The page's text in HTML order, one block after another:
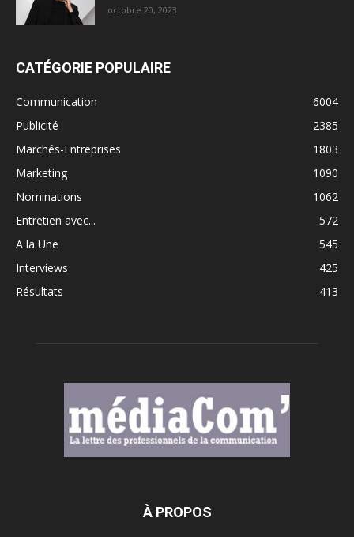
octobre 20, 2023
CATÉGORIE POPULAIRE
Communication
6004
Publicité
2385
Marchés-Entreprises
1803
Marketing
1090
Nominations
1062
Entretien avec...
572
A la Une
545
Interviews
425
Résultats
413
À PROPOS